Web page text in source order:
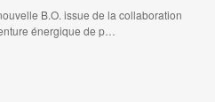
B.O. issue de la collaboration
énergique de p…